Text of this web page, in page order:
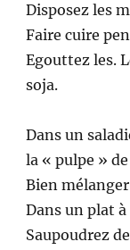
Disposez les
Faire cuire
Egouttez les.
soja.
Dans un
la « pulpe »
Bien
Dans un plat
Saupoudrez